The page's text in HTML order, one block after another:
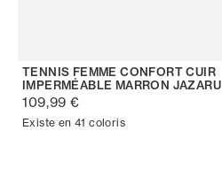
TENNIS FEMME CONFORT CUIR
IMPERMÉABLE MARRON JAZARU
109,99 €
Existe en 41 coloris